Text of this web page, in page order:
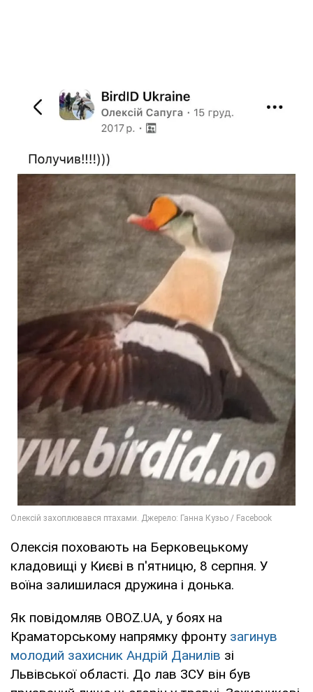
Олексія поховають на Берковецькому
кладовищі у Києві в п'ятницю, 8 серпня. У
воїна залишилася дружина і донька.
Як повідомляв OBOZ.UA, у боях на
Краматорському напрямку фронту загинув
молодий захисник Андрій Данилів зі
Львівської області. До лав ЗСУ він був